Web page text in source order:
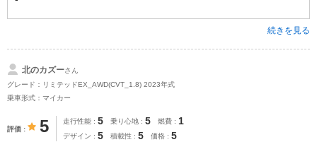
続きを見る
北のカズーさん
グレード：リミテッドEX_AWD(CVT_1.8) 2023年式
乗車形式：マイカー
評価 5 走行性能 5 乗り心地 5 燃費 1
デザイン 5 積載性 5 価格 5